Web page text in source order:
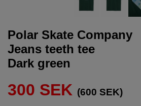
Polar Skate Company
Jeans teeth tee
Dark green
300 SEK (600 SEK)